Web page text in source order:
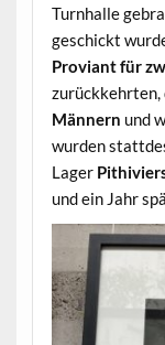
Turnhalle
geschickt
Proviant für
Männern und
wurden
Lager
und ein Jahr